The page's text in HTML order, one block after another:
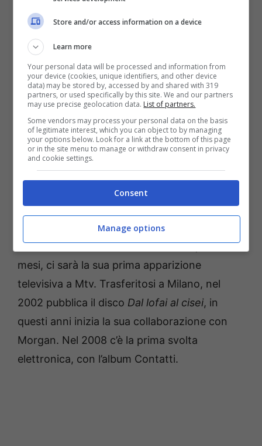
Leggi anche —–>Che Tempo Che Fa,
anticipazioni puntata 21 marzo: tutti gli
ospiti di Fabio Fazio
Gli ultimi anni
Nel 2000 esce il suo primo album, dal titoloLa
, mentre l’anno successivo, esce
l’albumSentimento westernato. In questi
mesi, ci sarà la sua prima apparizione
televisiva a Mtv. Trasferitosi a Milano, nel
2002 pubblica il disco Dal lofai al cisei, in
questi anni inizia la sua collaborazione con
Morgan. Nel 2008 c’è la prima svolta
elettronica, con l’album Contatti.
Store and/or access information on a device
Learn more
Your personal data will be processed and information from
your device (cookies, unique identifiers, and other device
data) may be stored by, accessed by and shared with 319
partners, or used specifically by this site. We and our partners
may use precise geolocation data. List of partners.
Some vendors may process your personal data on the basis
of legitimate interest, which you can object to by managing
your options below. Look for a link at the bottom of this page
or in the site menu to manage or withdraw consent in privacy
and cookie settings.
Consent
Manage options